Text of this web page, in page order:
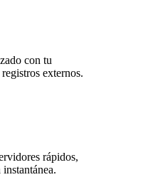
con tu
externos.
rápidos,